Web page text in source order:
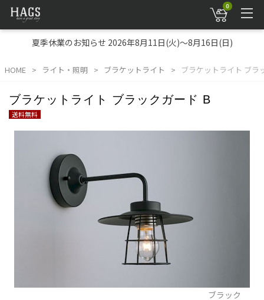
0
夏季休業のお知らせ 2026年8月11日(火)～8月16日(日)
HOME ライト・照明 ブラケットライト ブラケットライト ブラ
ブラケットライト ブラックガード B
送料無料
ブラック